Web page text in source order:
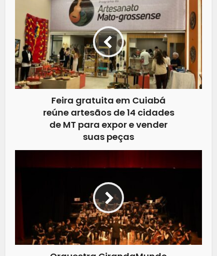
Feira gratuita em Cuiabá
reúne artesãos de 14 cidades
de MT para expor e vender
suas peças